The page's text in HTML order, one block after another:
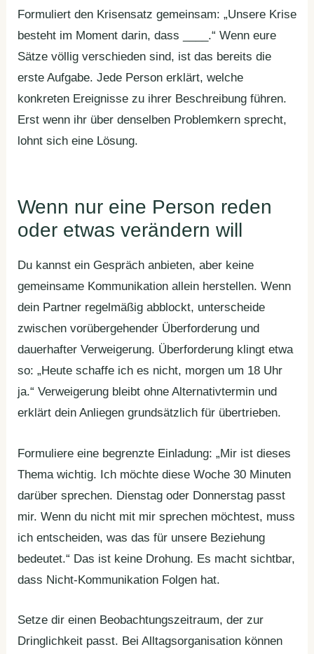
Formuliert den Krisensatz gemeinsam: „Unsere Krise
besteht im Moment darin, dass ____.“ Wenn eure
Sätze völlig verschieden sind, ist das bereits die
erste Aufgabe. Jede Person erklärt, welche
konkreten Ereignisse zu ihrer Beschreibung führen.
Erst wenn ihr über denselben Problemkern sprecht,
lohnt sich eine Lösung.
Wenn nur eine Person reden
oder etwas verändern will
Du kannst ein Gespräch anbieten, aber keine
gemeinsame Kommunikation allein herstellen. Wenn
dein Partner regelmäßig abblockt, unterscheide
zwischen vorübergehender Überforderung und
dauerhafter Verweigerung. Überforderung klingt etwa
so: „Heute schaffe ich es nicht, morgen um 18 Uhr
ja.“ Verweigerung bleibt ohne Alternativtermin und
erklärt dein Anliegen grundsätzlich für übertrieben.
Formuliere eine begrenzte Einladung: „Mir ist dieses
Thema wichtig. Ich möchte diese Woche 30 Minuten
darüber sprechen. Dienstag oder Donnerstag passt
mir. Wenn du nicht mit mir sprechen möchtest, muss
ich entscheiden, was das für unsere Beziehung
bedeutet.“ Das ist keine Drohung. Es macht sichtbar,
dass Nicht-Kommunikation Folgen hat.
Setze dir einen Beobachtungszeitraum, der zur
Dringlichkeit passt. Bei Alltagsorganisation können